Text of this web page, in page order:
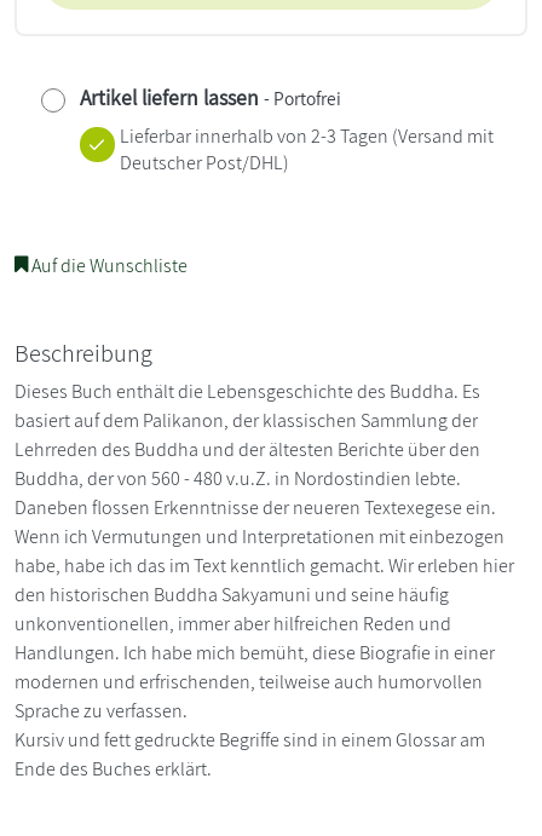
Artikel liefern lassen - Portofrei
Lieferbar innerhalb von 2-3 Tagen (Versand mit
Deutscher Post/DHL)
Auf die Wunschliste
Beschreibung
Dieses Buch enthält die Lebensgeschichte des Buddha. Es
basiert auf dem Palikanon, der klassischen Sammlung der
Lehrreden des Buddha und der ältesten Berichte über den
Buddha, der von 560 - 480 v.u.Z. in Nordostindien lebte.
Daneben flossen Erkenntnisse der neueren Textexegese ein.
Wenn ich Vermutungen und Interpretationen mit einbezogen
habe, habe ich das im Text kenntlich gemacht. Wir erleben hier
den historischen Buddha Sakyamuni und seine häufig
unkonventionellen, immer aber hilfreichen Reden und
Handlungen. Ich habe mich bemüht, diese Biografie in einer
modernen und erfrischenden, teilweise auch humorvollen
Sprache zu verfassen.
Kursiv und fett gedruckte Begriffe sind in einem Glossar am
Ende des Buches erklärt.